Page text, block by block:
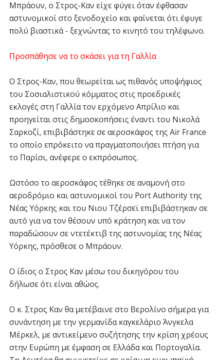
Μπράουν, ο Στρος-Καν είχε φύγει όταν έφθασαν
αστυνομικοί στο ξενοδοχείο και φαίνεται ότι έφυγε
πολύ βιαστικά - ξεχνώντας το κινητό του τηλέφωνο.
Προσπάθησε να το σκάσει για τη Γαλλία
Ο Στρος-Καν, που θεωρείται ως πιθανός υποψήφιος
του Σοσιαλιστικού κόμματος στις προεδρικές
εκλογές στη Γαλλία τον ερχόμενο Απρίλιο και
προηγείται στις δημοσκοπήσεις έναντι του Νικολά
Σαρκοζί, επιβιβάστηκε σε αεροσκάφος της Air France
το οποίο επρόκειτο να πραγματοποιήσει πτήση για
το Παρίσι, ανέφερε ο εκπρόσωπος.
Ωστόσο το αεροσκάφος τέθηκε σε αναμονή στο
αεροδρόμιο και αστυνομικοί του Port Authority της
Νέας Υόρκης και του Νιου Τζέρσεϊ επιβιβάστηκαν σε
αυτό για να τον θέσουν υπό κράτηση και να τον
παραδώσουν σε ντετέκτιβ της αστυνομίας της Νέας
Υόρκης, πρόσθεσε ο Μπράουν.
Ο ίδιος ο Στρος Καν μέσω του δικηγόρου του
δήλωσε ότι είναι αθώος.
Ο κ. Στρος Καν θα μετέβαινε στο Βερολίνο σήμερα για
συνάντηση με την γερμανίδα καγκελάριο Άνγκελα
Μέρκελ, με αντικείμενο συζήτησης την κρίση χρέους
στην Ευρώπη με έμφαση σε Ελλάδα και Πορτογαλία.